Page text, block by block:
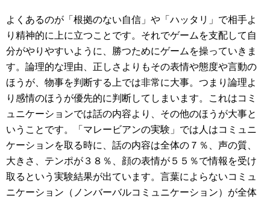
よくあるのが「根拠のない自信」や「ハッタリ」で相手よ
り精神的に上に立つことです。それでゲームを支配して自
分がやりやすいように、勝つためにゲームを操っていきま
す。論理的な理由、正しさよりもその表情や態度や言動の
ほうが、物事を判断する上では非常に大事。つまり論理よ
り感情のほうが優先的に判断してしまいます。これはコミ
ュニケーションでは話の内容より、その他のほうが大事と
いうことです。「マレービアンの実験」では人はコミュニ
ケーションを取る時に、話の内容は全体の７％、声の質、
大きさ、テンポが３８％、顔の表情が５５％で情報を受け
取るという実験結果が出ています。言葉によらないコミュ
ニケーション（ノンバーバルコミュニケーション）が全体